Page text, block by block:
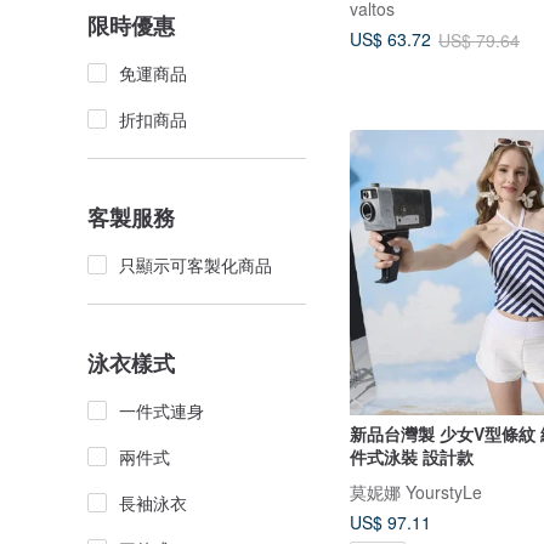
限時優惠
免運商品
折扣商品
客製服務
只顯示可客製化商品
泳衣樣式
一件式連身
兩件式
長袖泳衣
valtos
US$ 63.72 US$ 79.64
新品台灣製 少女V型條紋
件式泳裝 設計款
莫妮娜 YourstyLe
US$ 97.11